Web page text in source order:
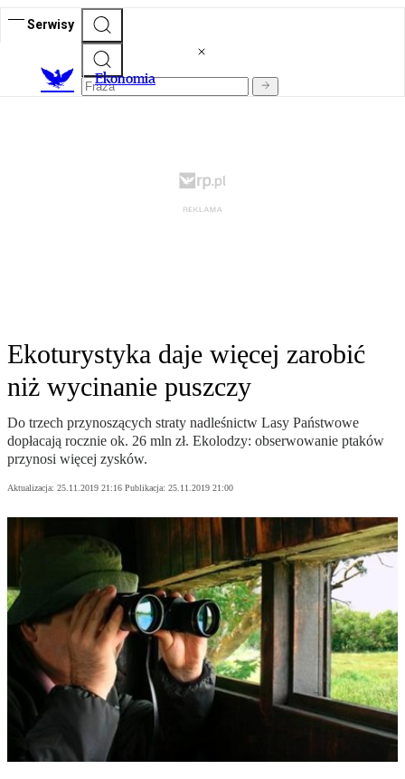
Serwisy
Ekonomia
Ekoturystyka daje więcej zarobić
niż wycinanie puszczy
Do trzech przynoszących straty nadleśnictw Lasy Państwowe
dopłacają rocznie ok. 26 mln zł. Ekolodzy: obserwowanie ptaków
przynosi więcej zysków.
Aktualizacja: 25.11.2019 21:16 Publikacja: 25.11.2019 21:00